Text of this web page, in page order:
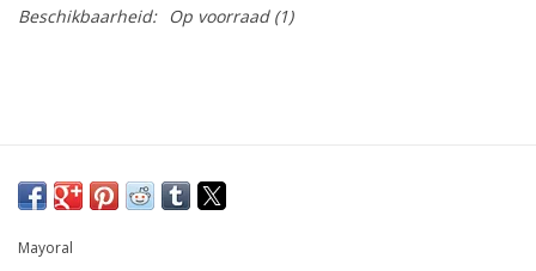
Beschikbaarheid:
Op voorraad(1)
Mayoral